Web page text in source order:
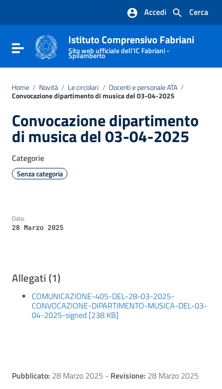
Vai al footer
Cerca
Accedi
Attiva / disattiva la navigazione
Istituto Comprensivo Fabriani
Sito web ufficiale dell'IC Fabriani -
Spilamberto
Home / Novità / Le circolari / Docenti e personale ATA /
Convocazione dipartimento di musica del 03-04-2025
Convocazione dipartimento
di musica del 03-04-2025
Categorie
Senza categoria
Data:
28 Marzo 2025
Allegati (1)
COMUNICAZIONE-405-DEL-28-03-2025-
CONVOCAZIONE-DIPARTIMENTO-MUSICA-DEL-03-
04-2025-signed [238 KB]
Pubblicato: 28 Marzo 2025 - Revisione: 28 Marzo 2025